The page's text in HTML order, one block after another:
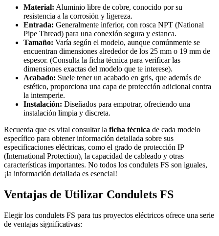
Material: Aluminio libre de cobre, conocido por su
resistencia a la corrosión y ligereza.
Entrada: Generalmente inferior, con rosca NPT (National
Pipe Thread) para una conexión segura y estanca.
Tamaño: Varía según el modelo, aunque comúnmente se
encuentran dimensiones alrededor de los 25 mm o 19 mm de
espesor. (Consulta la ficha técnica para verificar las
dimensiones exactas del modelo que te interese).
Acabado: Suele tener un acabado en gris, que además de
estético, proporciona una capa de protección adicional contra
la intemperie.
Instalación: Diseñados para empotrar, ofreciendo una
instalación limpia y discreta.
Recuerda que es vital consultar la ficha técnica de cada modelo
específico para obtener información detallada sobre sus
especificaciones eléctricas, como el grado de protección IP
(International Protection), la capacidad de cableado y otras
características importantes. No todos los condulets FS son iguales,
¡la información detallada es esencial!
Ventajas de Utilizar Condulets FS
Elegir los condulets FS para tus proyectos eléctricos ofrece una serie
de ventajas significativas: